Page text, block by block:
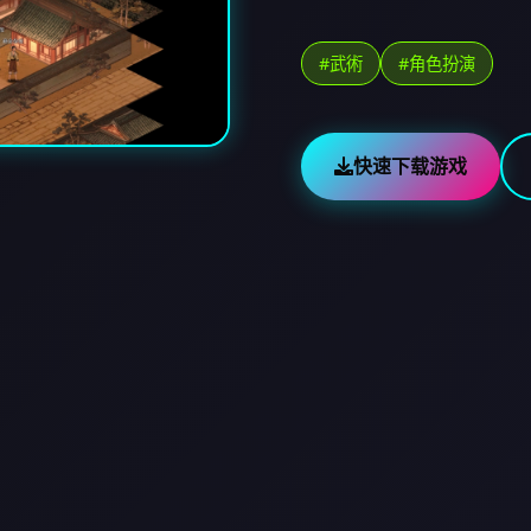
#武術 #角色扮演
快速下载游戏